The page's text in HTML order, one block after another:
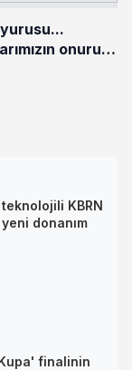
onuru
KBRN
yeni donanım
finalinin